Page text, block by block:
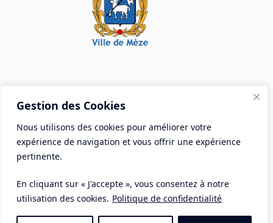
Gestion des Cookies
Nous utilisons des cookies pour améliorer votre
expérience de navigation et vous offrir une expérience
pertinente.
En cliquant sur « J'accepte », vous consentez à notre
utilisation des cookies. Politique de confidentialité
Mairie de Mèze
Place Aristide Briand - BP 28 34140 Mèze
Tél :04 67 18 30 30
Mail :